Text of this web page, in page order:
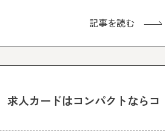
記事を読む
求人カードはコンパクトならコ